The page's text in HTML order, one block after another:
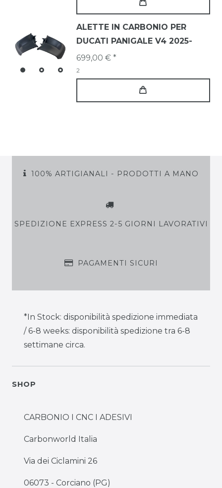
ALETTE IN CARBONIO PER
DUCATI PANIGALE V4 2025-
699,00 € *
2
100% ARTIGIANALI - PRODOTTI A MANO
SPEDIZIONE EXPRESS 2-5 GIORNI LAVORATIVI
PAGAMENTI SICURI
*In Stock: disponibilità spedizione immediata
/ 6-8 weeks: disponibilità spedizione tra 6-8
settimane circa.
SHOP
CARBONIO I CNC I ADESIVI
Carbonworld Italia
Via dei Ciclamini 26
06073 - Corciano (PG)